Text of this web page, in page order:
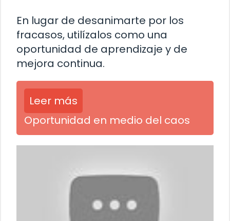
En lugar de desanimarte por los
fracasos, utilízalos como una
oportunidad de aprendizaje y de
mejora continua.
Leer más
Oportunidad en medio del caos